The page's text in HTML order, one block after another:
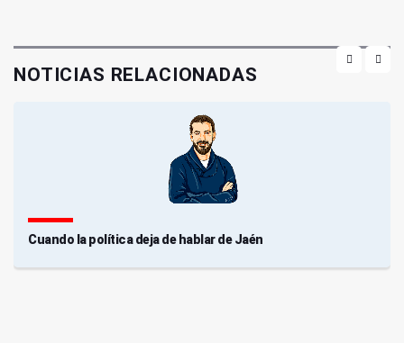
NOTICIAS RELACIONADAS
Cuando la política deja de hablar de Jaén